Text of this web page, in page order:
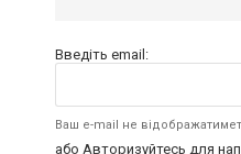
Введіть email:
Ваш e-mail не
або Авторизуйтесь для